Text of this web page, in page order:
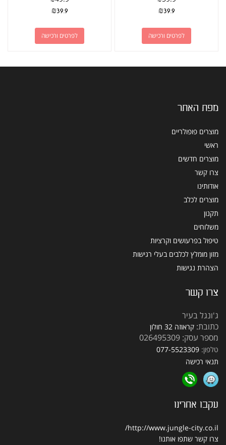
₪39.9
לפרטים ורכישה
₪39.9
לפרטים ורכישה
מפת האתר
מוצרים פופולריים
ראשי
מוצרים חדשים
צרו קשר
אודותינו
מוצרים לכלב
תקנון
משלוחים
טיפול בפרעושים וקרציות
מזון מומלץ לכלבים בעלי רגישות
הצהרת נגישות
צרו קשר
ג'ונגל בעיר
כתובת: קראוזה 32 חולון
מספר עסק: 026495309
טלפון: 077-5523309
תנאי רכישה
עקבו אחרינו
http://www.jungle-city.co.il/
צרו קשר שתפו אותנו!